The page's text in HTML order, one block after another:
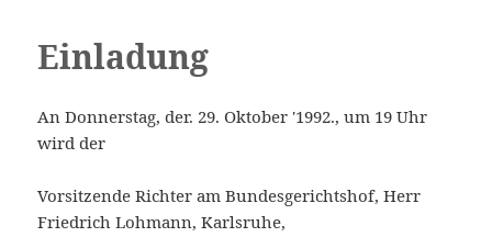
WIDGETS
Einladung
An Donnerstag, der. 29. Oktober '1992., um 19 Uhr
wird der
Vorsitzende Richter am Bundesgerichtshof, Herr
Friedrich Lohmann, Karlsruhe,